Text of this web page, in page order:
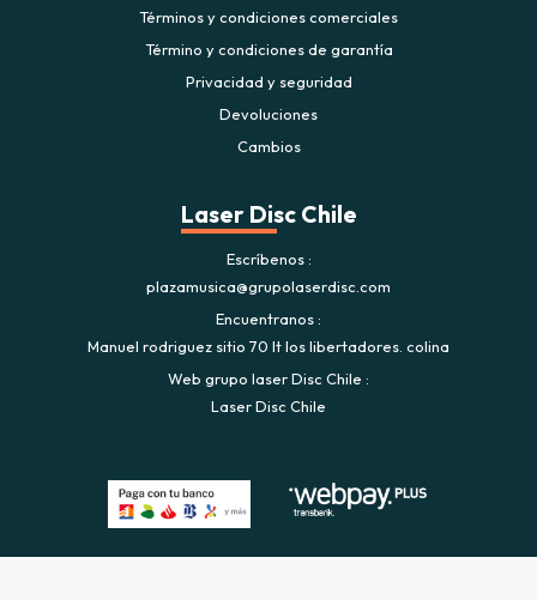
Términos y condiciones comerciales
Término y condiciones de garantía
Privacidad y seguridad
Devoluciones
Cambios
Laser Disc Chile
Escríbenos
plazamusica@grupolaserdisc.com
Encuentranos
Manuel rodriguez sitio 70 lt los libertadores. colina
Web grupo laser Disc Chile
Laser Disc Chile